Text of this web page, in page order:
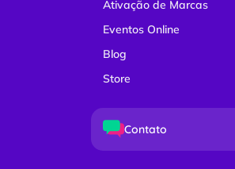
Ativação de Marcas
Eventos Online
Blog
Store
Contato